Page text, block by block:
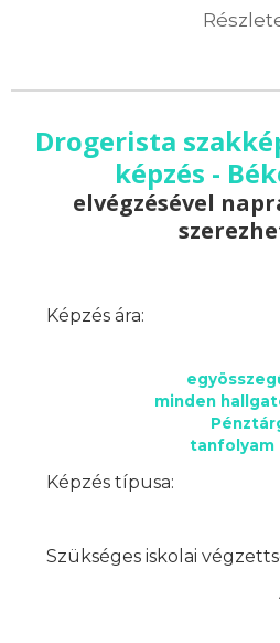
Drogerista
képzés -
elvégzésével
Képzés ára:
minden
tanfolyam
Képzés típusa:
Szükséges iskolai